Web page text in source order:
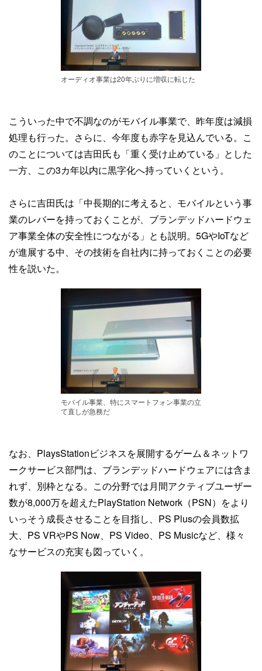
オーディオ事業は20年ぶりに増収に転じた
こういった中で不調なのがモバイル事業で、昨年度は減損
処理も行った。さらに、今年度も赤字を見込んでいる。こ
のことについては吉田氏も「重く受け止めている」とした
一方、この3カ年以内に黒字化へ持っていくという。
さらに吉田氏は「中長期的に考えると、モバイルという事
業のレバーを持っておくことが、ブランデッドハードウェ
ア事業全体の安全性につながる」とも説明。5GやIoTなど
が進展する中、その技術を自社内に持っておくことの必要
性を説いた。
モバイル事業、特にスマートフォン事業の立
て直しが急務だ
なお、PlaysStationビジネスを展開するゲーム＆ネットワ
ークサービス部門は、ブランデッドハードウェアには含ま
れず、別枠となる。この分野では月間アクティブユーザー
数が8,000万を超えたPlayStation Network（PSN）をより
いっそう成長させることを目指し、PS Plusの会員数拡
大、PS VRやPS Now、PS Video、PS Musicなど、様々
なサービスの充実も図っていく。